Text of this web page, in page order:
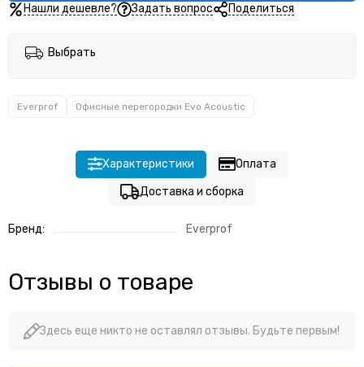
Нашли дешевле? Задать вопрос Поделиться
Выбрать
Everprof Офисные перегородки Evo Acoustic
Характеристики
Оплата
Доставка и сборка
Бренд: Everprof
Отзывы о товаре
Здесь еще никто не оставлял отзывы. Будьте первым!